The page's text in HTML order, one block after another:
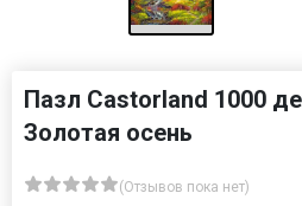
Пазл Castorland 1000
Золотая осень
(Отзывов пока нет)